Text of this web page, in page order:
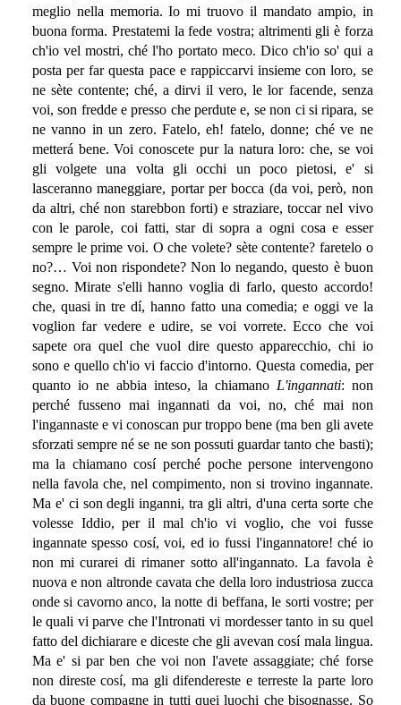
meglio nella memoria. Io mi truovo il mandato ampio, in
buona forma. Prestatemi la fede vostra; altrimenti gli è forza
ch'io vel mostri, ché l'ho portato meco. Dico ch'io so' qui a
posta per far questa pace e rappiccarvi insieme con loro, se
ne sète contente; ché, a dirvi il vero, le lor facende, senza
voi, son fredde e presso che perdute e, se non ci si ripara, se
ne vanno in un zero. Fatelo, eh! fatelo, donne; ché ve ne
metterá bene. Voi conoscete pur la natura loro: che, se voi
gli volgete una volta gli occhi un poco pietosi, e' si
lasceranno maneggiare, portar per bocca (da voi, però, non
da altri, ché non starebbon forti) e straziare, toccar nel vivo
con le parole, coi fatti, star di sopra a ogni cosa e esser
sempre le prime voi. O che volete? sète contente? faretelo o
no?… Voi non rispondete? Non lo negando, questo è buon
segno. Mirate s'elli hanno voglia di farlo, questo accordo!
che, quasi in tre dí, hanno fatto una comedia; e oggi ve la
voglion far vedere e udire, se voi vorrete. Ecco che voi
sapete ora quel che vuol dire questo apparecchio, chi io
sono e quello ch'io vi faccio d'intorno. Questa comedia, per
quanto io ne abbia inteso, la chiamano L'ingannati: non
perché fusseno mai ingannati da voi, no, ché mai non
l'ingannaste e vi conoscan pur troppo bene (ma ben gli avete
sforzati sempre né se ne son possuti guardar tanto che basti);
ma la chiamano cosí perché poche persone intervengono
nella favola che, nel compimento, non si trovino ingannate.
Ma e' ci son degli inganni, tra gli altri, d'una certa sorte che
volesse Iddio, per il mal ch'io vi voglio, che voi fusse
ingannate spesso cosí, voi, ed io fussi l'ingannatore! ché io
non mi curarei di rimaner sotto all'ingannato. La favola è
nuova e non altronde cavata che della loro industriosa zucca
onde si cavorno anco, la notte di beffana, le sorti vostre; per
le quali vi parve che l'Intronati vi mordesser tanto in su quel
fatto del dichiarare e diceste che gli avevan cosí mala lingua.
Ma e' si par ben che voi non l'avete assaggiate; ché forse
non direste cosí, ma gli difendereste e terreste la parte loro
da buone compagne in tutti quei luochi che bisognasse. So